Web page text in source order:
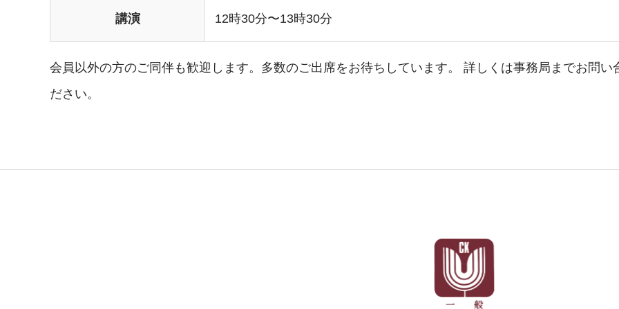
講演 12時30分〜13時30分
会員以外の方のご同伴も歓迎します。多数のご出席をお待ちしています。 詳しくは事務局までお問い
ださい。